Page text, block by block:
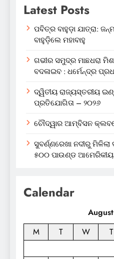
Latest Posts
ପବିତ୍ର ବାହୁଡ଼ା ଯାତ୍ରା:
ବାହୁଡ଼ିଲେ ମହାବାହୁ
ଗଭୀର ସମୁଦ୍ର ମାଛଧରା
ବଦଳାଇବ : ଧର୍ମେନ୍ଦ୍ର
ଦ୍ୱିତୀୟ ରାଜ୍ୟସ୍ତରୀୟ
ପ୍ରତିଯୋଗିତା – ୨୦୨୬
ଚୌଦ୍ୱାର ଆମ୍ବିସନ
ସୁବର୍ଣ୍ଣରେଖା ନଦୀରୁ
୫୦୦ ପାଉଣ୍ଡ ଆମେରିକୀୟ
Calendar
M
T W T